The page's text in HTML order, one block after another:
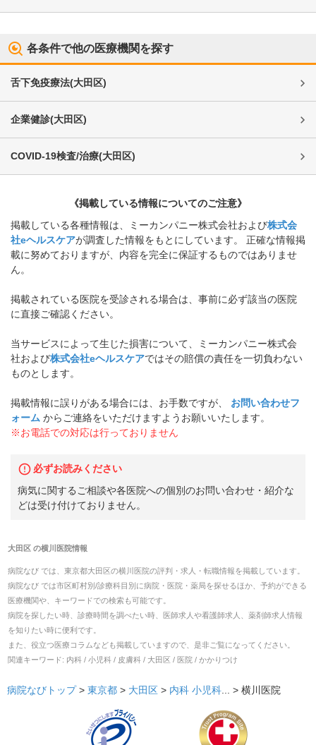
各条件で他の医療機関を探す
舌下免疫療法(大田区)
企業健診(大田区)
COVID-19検査/治療(大田区)
《掲載している情報についてのご注意》
掲載している各種情報は、ミーカンパニー株式会社および株式会
社eヘルスケアが調査した情報をもとにしています。 正確な情報掲
載に努めておりますが、内容を完全に保証するものではありませ
ん。
掲載されている医院を受診される場合は、事前に必ず該当の医院
に直接ご確認ください。
当サービスによって生じた損害について、ミーカンパニー株式会
社および株式会社eヘルスケアではその賠償の責任を一切負わない
ものとします。
掲載情報に誤りがある場合には、お手数ですが、
お問い合わせフ
ォーム からご連絡をいただけますようお願いいたします。
※お電話での対応は行っておりません
必ずお読みください
病気に関するご相談や各医院への個別のお問い合わせ・紹介な
どは受け付けておりません。
大田区の横川医院情報
病院なび では、 東京都大田区の横川医院の評判・求人・転職情報を掲載しています。
病院なび では市区町村別/診療科目別に病院・医院・薬局を探せるほか、予約ができる
医療機関や、キーワードでの検索も可能です。
病院を探したい時、診療時間を調べたい時、医師求人や看護師求人、薬剤師求人情報
を知りたい時に便利です。
また、役立つ医療コラムなども掲載していますので、是非ご覧になってください。
関連キーワード: 内科 / 小児科 / 皮膚科 / 大田区 / 医院 / かかりつけ
病院なびトップ> 東京都 > 大田区 > 内科 小児科 ... > 横川医院